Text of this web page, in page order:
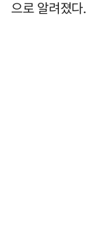
으로 알려졌다.